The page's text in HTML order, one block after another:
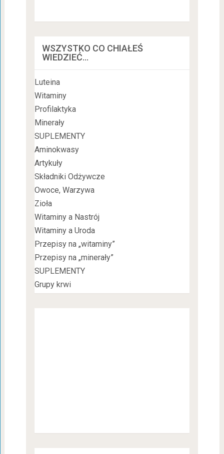
WSZYSTKO CO CHIAŁEŚ
WIEDZIEĆ…
Luteina
Witaminy
Profilaktyka
Minerały
SUPLEMENTY
Aminokwasy
Artykuły
Składniki Odżywcze
Owoce, Warzywa
Zioła
Witaminy a Nastrój
Witaminy a Uroda
Przepisy na „witaminy”
Przepisy na „minerały”
SUPLEMENTY
Grupy krwi